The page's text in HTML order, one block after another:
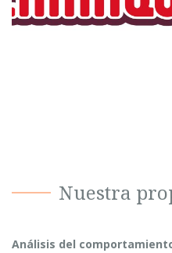
Nuestra
Análisis del